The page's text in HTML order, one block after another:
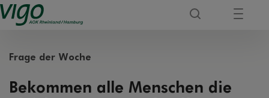
Frage der Woche
Bekommen alle Menschen die